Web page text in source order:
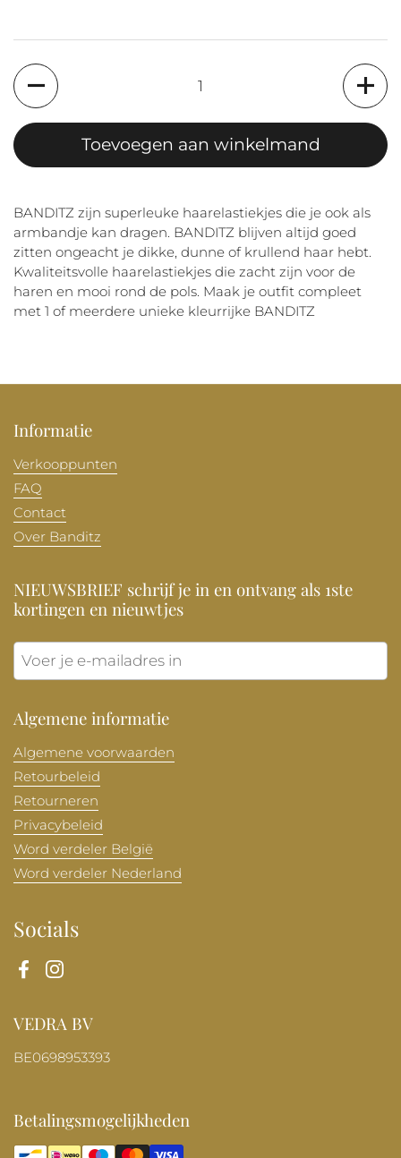
Aantal
Toevoegen aan winkelmand
BANDITZ zijn superleuke haarelastiekjes die je ook als
armbandje kan dragen. BANDITZ blijven altijd goed
zitten ongeacht je dikke, dunne of krullend haar hebt.
Kwaliteitsvolle haarelastiekjes die zacht zijn voor de
haren en mooi rond de pols. Maak je outfit compleet
met 1 of meerdere unieke kleurrijke BANDITZ
Informatie
Verkooppunten
FAQ
Contact
Over Banditz
NIEUWSBRIEF schrijf je in en ontvang als 1ste
kortingen en nieuwtjes
Algemene informatie
Algemene voorwaarden
Retourbeleid
Retourneren
Privacybeleid
Word verdeler België
Word verdeler Nederland
Socials
FacebookInstagram
VEDRA BV
BE0698953393
Betalingsmogelijkheden